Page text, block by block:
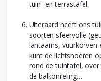
tuin- en terrastafel.
Uiteraard heeft ons
soorten sfeervolle
lantaarns, vuurkorven
kunt de lichtsnoeren
rond de tuintafel,
de balkonreling…